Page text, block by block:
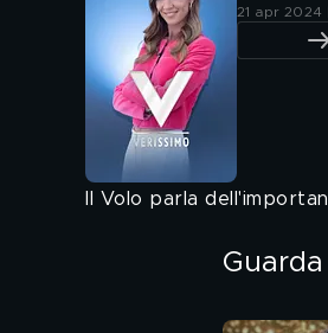
21 apr 2024
Il Volo parla